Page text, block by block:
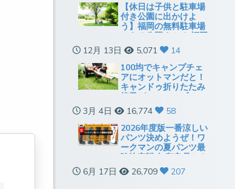
【休日は子供と駐車場
付き公園に出かけよ
う】福岡の無料駐車場
のある公園まとめ[福岡
市以外]
12月 13日 5,071
14
100均でキャンプチェ
アにオットマンだと！
キャンドゥ折りたたみ
椅子がミニテーブルに
も使えていい感じ
3月 4日 16,774
58
2026年度版一番涼しい
パンツ決めようぜ！ワ
ークマンの夏パンツ最
強決定戦[無印良品とも
比較]
6月 17日 26,709 207